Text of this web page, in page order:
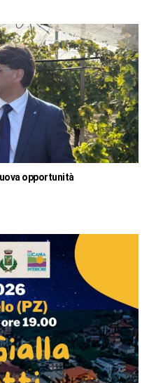
opportunità